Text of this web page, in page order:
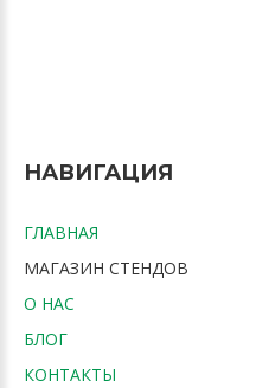
НАВИГАЦИЯ
ГЛАВНАЯ
МАГАЗИН СТЕНДОВ
О НАС
БЛОГ
КОНТАКТЫ